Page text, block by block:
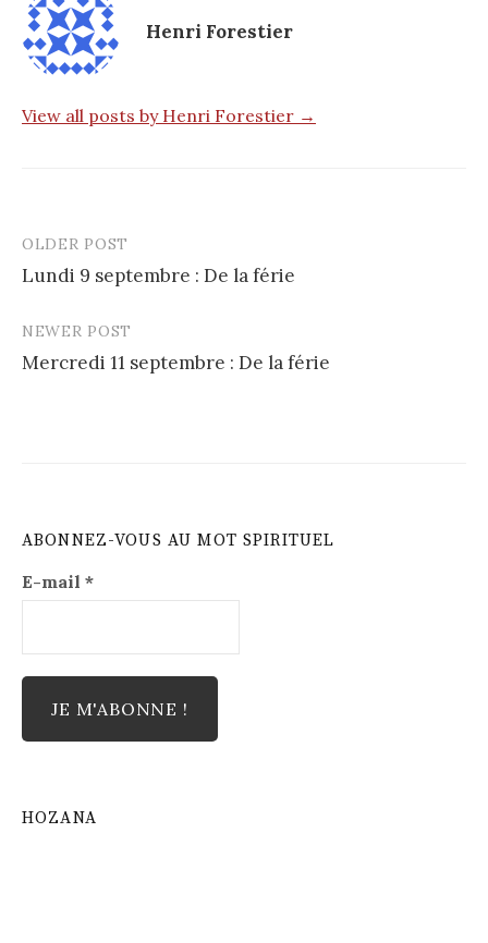
Henri Forestier
View all posts by Henri Forestier →
Post
navigation
OLDER POST
Lundi 9 septembre : De la férie
NEWER POST
Mercredi 11 septembre : De la férie
ABONNEZ-VOUS AU MOT SPIRITUEL
E-mail *
HOZANA